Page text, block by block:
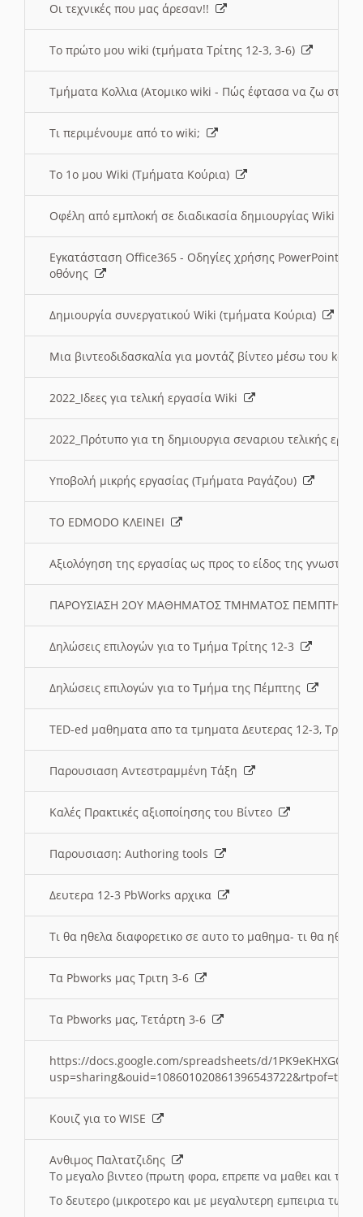
Οι τεχνικές που μας άρεσαν!!
Το πρώτο μου wiki (τμήματα Τρίτης 12-3, 3-6)
Τμήματα Κολλια (Ατομικο wiki - Πώς έφτασα να ζω στην
Τι περιμένουμε από το wiki;
Το 1ο μου Wiki (Τμήματα Κούρια)
Οφέλη από εμπλοκή σε διαδικασία δημιουργίας Wiki
Εγκατάσταση Office365 - Οδηγίες χρήσης PowerPoint
οθόνης
Δημιουργία συνεργατικού Wiki (τμήματα Κούρια)
Μια βιντεοδιδασκαλία για μοντάζ βίντεο μέσω του
2022_Ιδεες για τελική εργασία Wiki
2022_Πρότυπο για τη δημιουργια σεναριου τελικής
Υποβολή μικρής εργασίας (Τμήματα Ραγάζου)
ΤΟ EDMODO ΚΛΕΙΝΕΙ
Αξιολόγηση της εργασίας ως προς το είδος της
ΠΑΡΟΥΣΙΑΣΗ 2ΟΥ ΜΑΘΗΜΑΤΟΣ ΤΜΗΜΑΤΟΣ
Δηλώσεις επιλογών για το Τμήμα Τρίτης 12-3
Δηλώσεις επιλογών για το Τμήμα της Πέμπτης
TED-ed μαθηματα απο τα τμηματα Δευτερας 12-3,
Παρουσιαση Αντεστραμμένη Τάξη
Καλές Πρακτικές αξιοποίησης του Βίντεο
Παρουσιαση: Authoring tools
Δευτερα 12-3 PbWorks αρχικα
Τι θα ηθελα διαφορετικο σε αυτο το μαθημα- τι θα
Τα Pbworks μας Τριτη 3-6
Τα Pbworks μας, Τετάρτη 3-6
https://docs.google.com/spreadsheets/d/
Κουιζ για το WISE
Ανθιμος Παλτατζιδης
Το μεγαλο βιντεο (πρωτη φορα, επρεπε να μαθει και το
Το δευτερο (μικροτερο και με μεγαλυτερη εμπειρια